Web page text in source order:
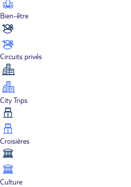
Bien-être
Circuits privés
City Trips
Croisières
Culture